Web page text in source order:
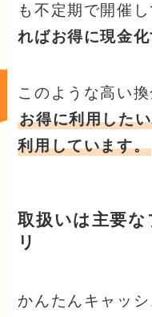
も不定期で開催し
ればお得に現金
このような高い
お得に利用した
利用しています。
取扱いは主要
リ
かんたんキャッシ